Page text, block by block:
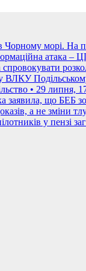
морі. На
атака
ВЛКУ
• 29 липня,
що БЕБ
а не зміни
у пензі